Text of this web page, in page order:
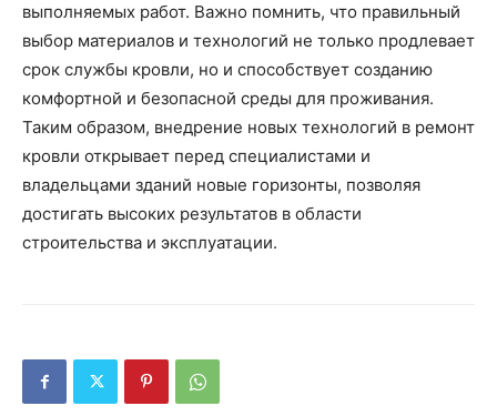
выполняемых работ. Важно помнить, что правильный
выбор материалов и технологий не только продлевает
срок службы кровли, но и способствует созданию
комфортной и безопасной среды для проживания.
Таким образом, внедрение новых технологий в ремонт
кровли открывает перед специалистами и
владельцами зданий новые горизонты, позволяя
достигать высоких результатов в области
строительства и эксплуатации.